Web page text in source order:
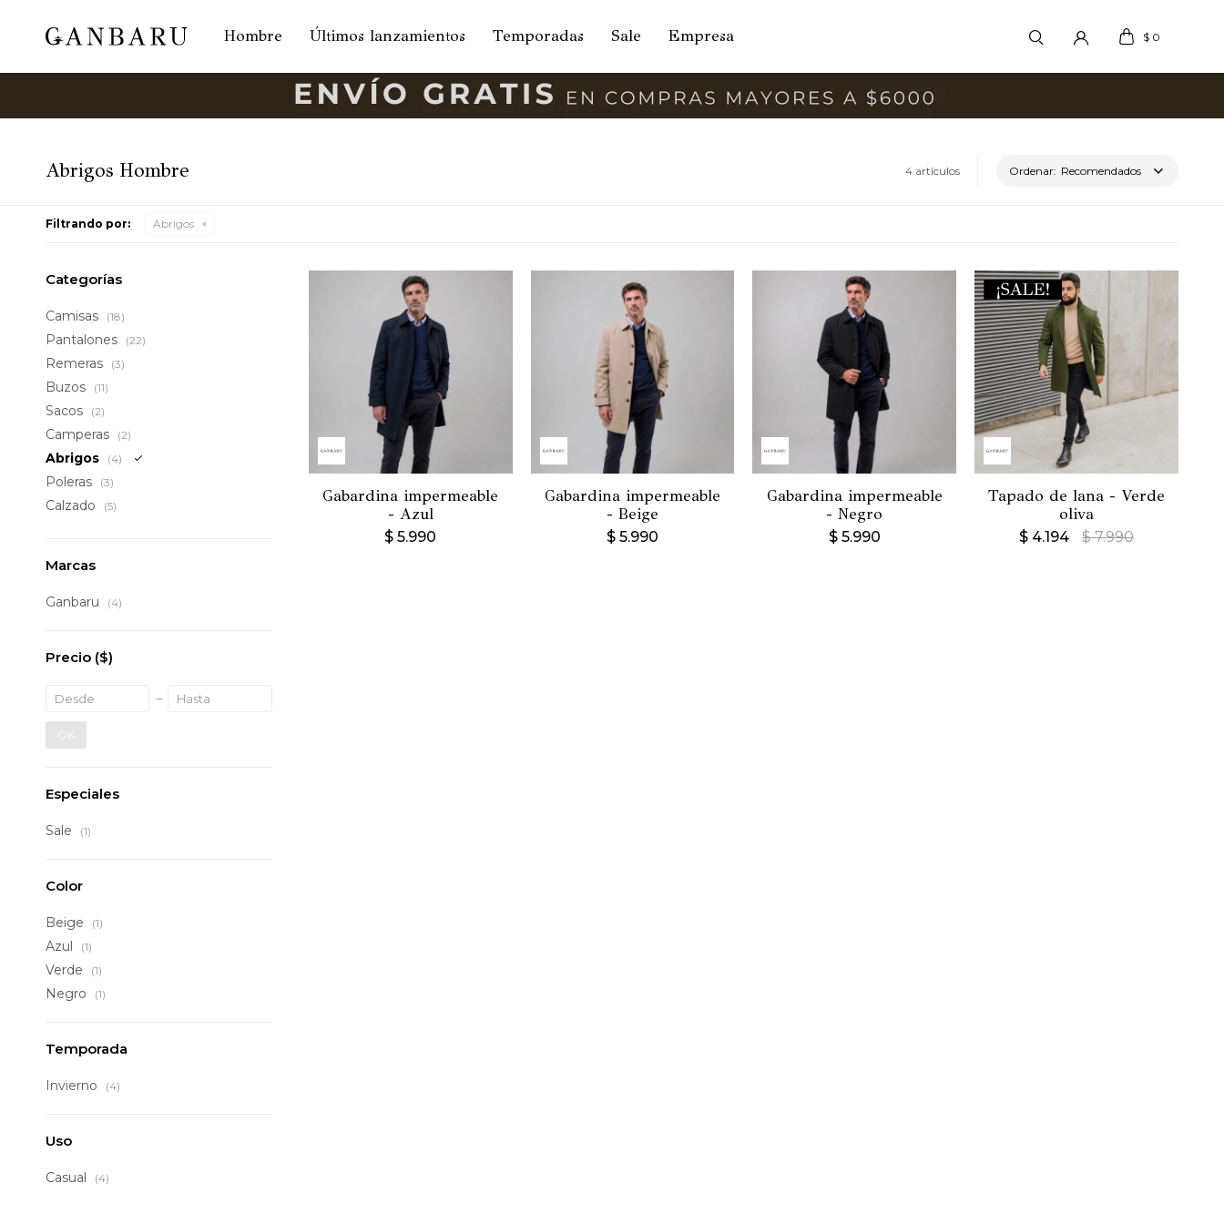
Hombre Últimos lanzamientos Temporadas Sale Empresa $ 0
Abrigos Hombre 4 artículos Recomendados
Filtrando por: Abrigos
Gabardina impermeable
- Azul
$ 5.990
Gabardina impermeable
- Beige
$ 5.990
Gabardina impermeable
- Negro
$ 5.990
Tapado de lana - Verde
oliva
$ 4.194 $ 7.990
Categorías
Camisas (18)
Pantalones (22)
Remeras (3)
Buzos (11)
Sacos (2)
Camperas (2)
Abrigos (4)
Poleras (3)
Calzado (5)
Marcas
Ganbaru (4)
Precio ($)
OK
Especiales
Sale (1)
Color
Beige (1)
Azul (1)
Verde (1)
Negro (1)
Temporada
Invierno (4)
Uso
Casual (4)